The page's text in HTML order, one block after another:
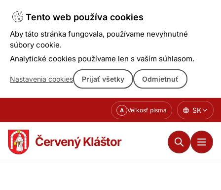
Tento web používa cookies
Aby táto stránka fungovala, používame nevyhnutné
súbory cookie.
Analytické cookies používame len s vaším súhlasom.
Nastavenia cookies Prijať všetky Odmietnuť
obsahu
A Veľkosť písma SK
Červený Kláštor